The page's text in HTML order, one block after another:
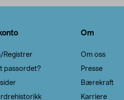
Registrer
passordet?
Om
Om oss
Presse
Bærekraft
Karriere